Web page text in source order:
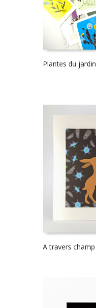
Plantes du
A travers champ